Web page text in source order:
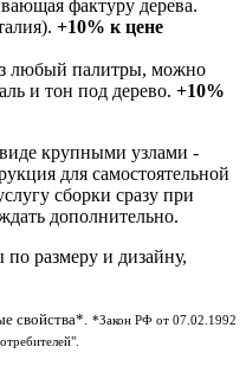
фактуру дерева.
+10% к цене
любый палитры, можно
и тон под дерево. +10%
крупными узлами -
для самостоятельной
сборки сразу при
дополнительно.
размеру и дизайну,
свойства*.
*Закон РФ от 07.02.1992